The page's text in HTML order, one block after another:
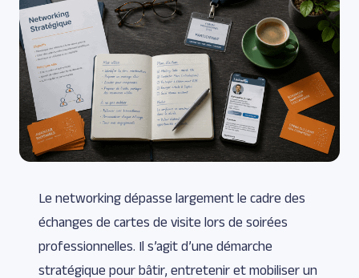
Le networking dépasse largement le cadre des
échanges de cartes de visite lors de soirées
professionnelles. Il s’agit d’une démarche
stratégique pour bâtir, entretenir et mobiliser un